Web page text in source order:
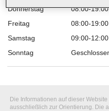
Donnerstag
08:00-19:00
Freitag
08:00-19:00
Samstag
09:00-12:00
Sonntag
Die Informationen auf dieser
ausschließlich zur Orientierung. Die